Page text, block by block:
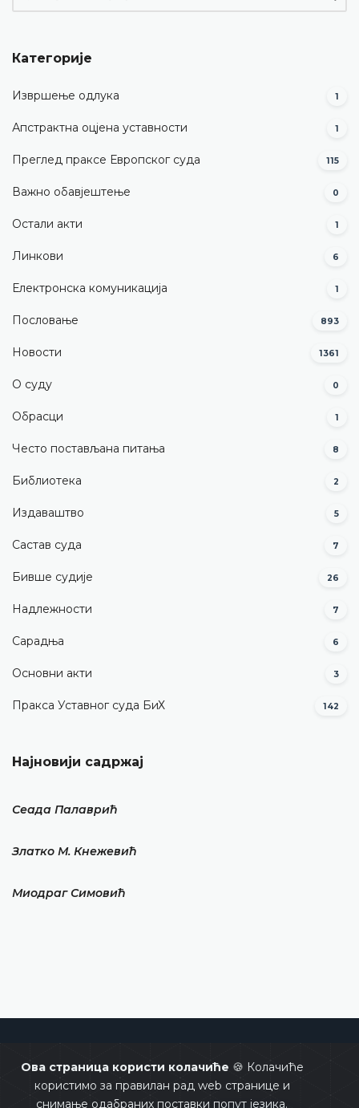
Ова страница користи колачиће 🍪 Колачиће
користимо за правилан рад web странице и
снимање одабраних поставки попут језика.
Категорије
Извршење одлука 1
Апстрактна оцјена уставности 1
Преглед праксе Европског суда 115
Важно обавјештење 0
Остали акти 1
Линкови 6
Електронска комуникација 1
Пословање 893
Новости 1361
О суду 0
Обрасци 1
Често постављана питања 8
Библиотека 2
Издаваштво 5
Састав суда 7
Бивше судије 26
Надлежности 7
Сарадња 6
Основни акти 3
Пракса Уставног суда БиХ 142
Најновији садржај
Сеада Палаврић
Златко М. Кнежевић
Миодраг Симовић